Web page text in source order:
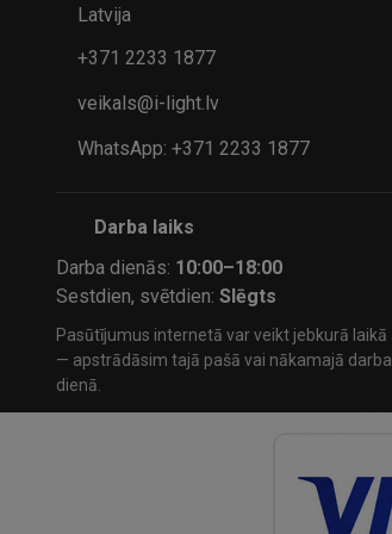
Latvija
+371 2233 1877
veikals@i-light.lv
WhatsApp: +371 2233 1877
Darba laiks
Darba dienās: 10:00–18:00
Sestdien, svētdien:Slēgts
Pasūtījumus internetā var veikt jebkurā laikā
— apstrādāsim tajā pašā vai nākamajā darba
dienā.